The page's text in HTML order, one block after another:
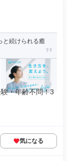
と続けられる癒
・年齢不問！3
気になる